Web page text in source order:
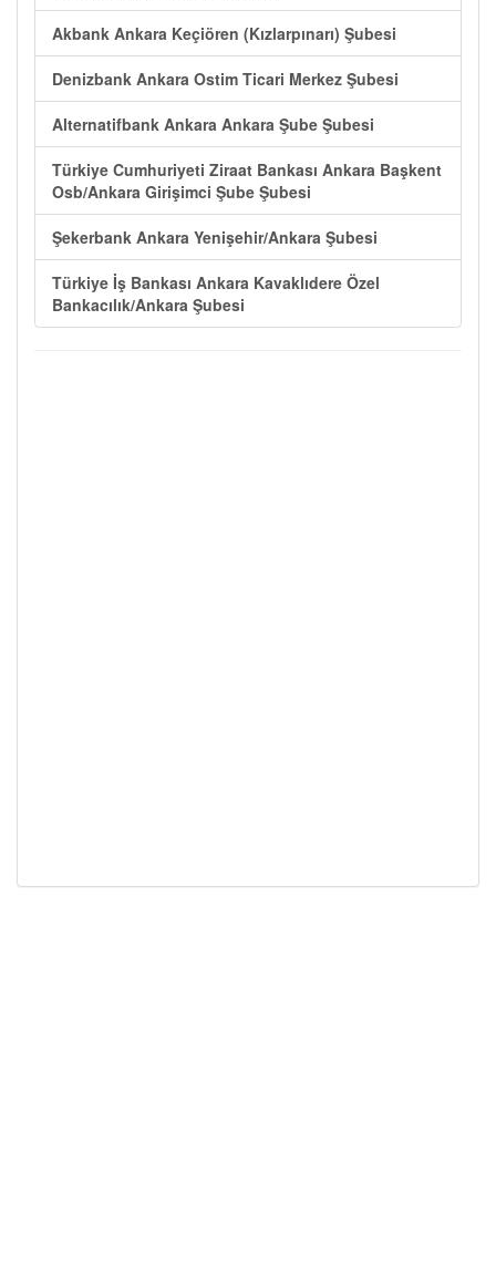
Akbank Ankara Keçiören (Kızlarpınarı) Şubesi
Denizbank Ankara Ostim Ticari Merkez Şubesi
Alternatifbank Ankara Ankara Şube Şubesi
Türkiye Cumhuriyeti Ziraat Bankası Ankara Başkent
Osb/Ankara Girişimci Şube Şubesi
Şekerbank Ankara Yenişehir/Ankara Şubesi
Türkiye İş Bankası Ankara Kavaklıdere Özel
Bankacılık/Ankara Şubesi